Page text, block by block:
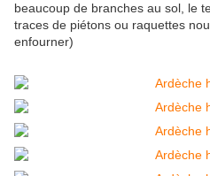
beaucoup de branches au sol, le
traces de piétons ou raquettes
enfourner)